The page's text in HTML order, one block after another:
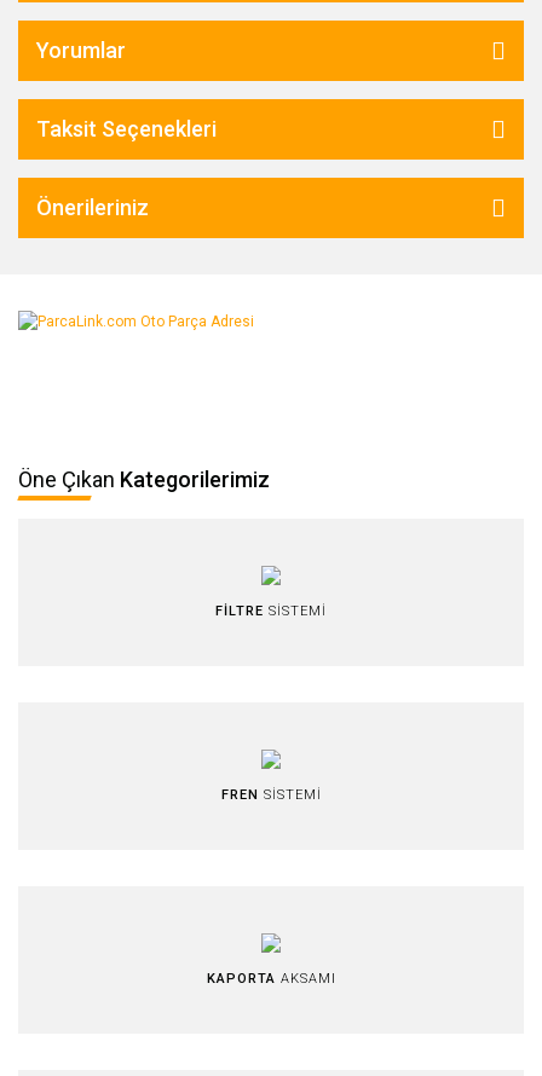
Yorumlar
Taksit Seçenekleri
Önerileriniz
Öne Çıkan Kategorilerimiz
FİLTRE SİSTEMİ
FREN SİSTEMİ
KAPORTA AKSAMI